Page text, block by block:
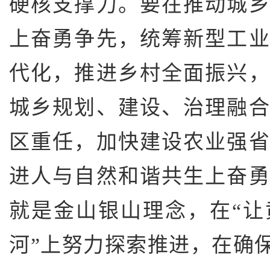
上奋勇争先，统筹新型工
代化，推进乡村全面振兴
城乡规划、建设、治理融
区重任，加快建设农业强
进人与自然和谐共生上奋
就是金山银山理念，在“
河”上努力探索推进，在确